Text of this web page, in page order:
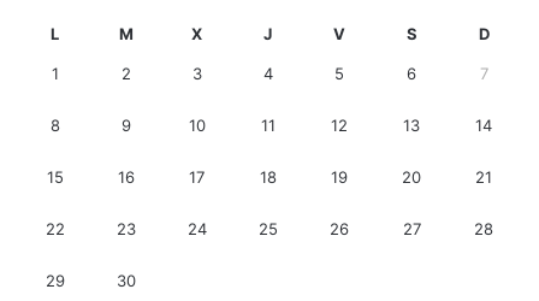
L M X J V S D
1 2 3 4 5 6 7
8 9 10 11 12 13 14
15 16 17 18 19 20 21
22 23 24 25 26 27 28
29 30